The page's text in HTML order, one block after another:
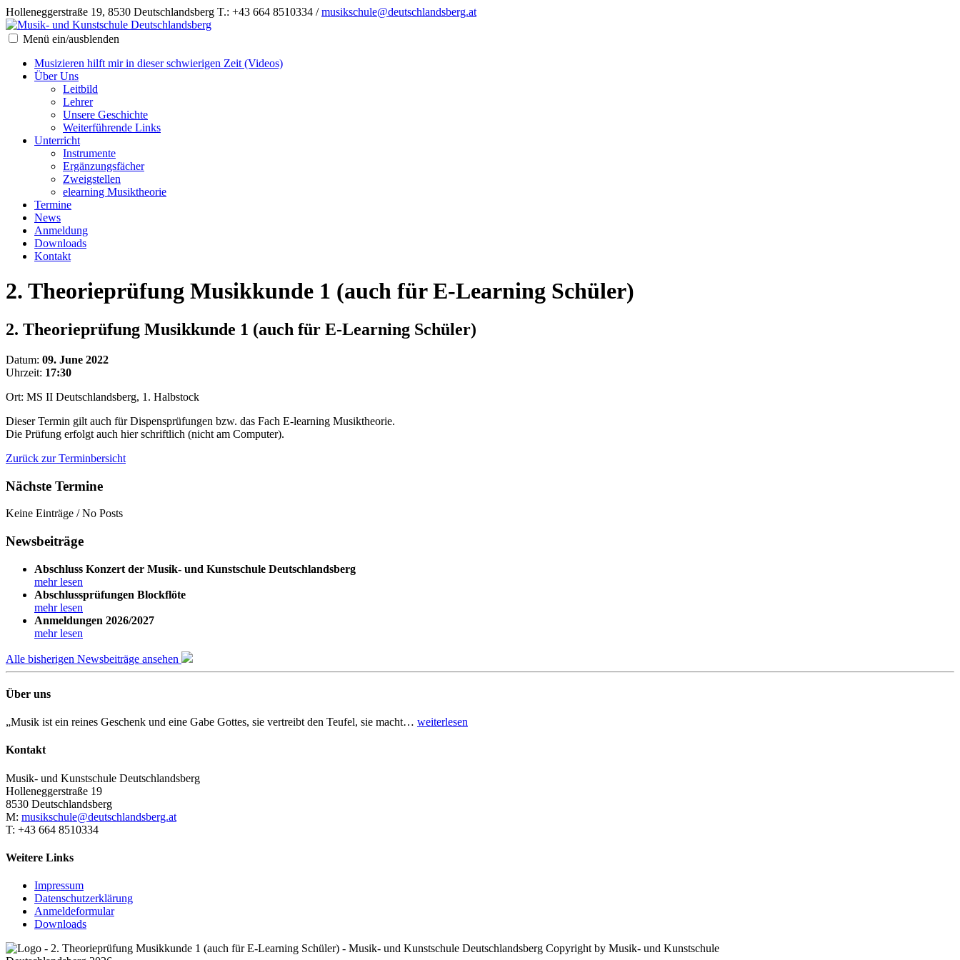
Holleneggerstraße 19, 8530 Deutschlandsberg T.: +43 664 8510334 /musikschule@deutschlandsberg.at
Menü ein/ausblenden
Musizieren hilft mir in dieser schwierigen Zeit (Videos)
Über Uns
Leitbild
Lehrer
Unsere Geschichte
Weiterführende Links
Unterricht
Instrumente
Ergänzungsfächer
Zweigstellen
elearning Musiktheorie
Termine
News
Anmeldung
Downloads
Kontakt
2. Theorieprüfung Musikkunde 1 (auch für E-Learning Schüler)
2. Theorieprüfung Musikkunde 1 (auch für E-Learning Schüler)
Datum: 09. June 2022
Uhrzeit: 17:30
Ort: MS II Deutschlandsberg, 1. Halbstock
Dieser Termin gilt auch für Dispensprüfungen bzw. das Fach E-learning Musiktheorie.
Die Prüfung erfolgt auch hier schriftlich (nicht am Computer).
Zurück zur Terminbersicht
Nächste Termine
Keine Einträge / No Posts
Newsbeiträge
Abschluss Konzert der Musik- und Kunstschule Deutschlandsberg
mehr lesen
Abschlussprüfungen Blockflöte
mehr lesen
Anmeldungen 2026/2027
mehr lesen
Alle bisherigen Newsbeiträge ansehen
Über uns
„Musik ist ein reines Geschenk und eine Gabe Gottes, sie vertreibt den Teufel, sie macht… weiterlesen
Kontakt
Musik- und Kunstschule Deutschlandsberg
Holleneggerstraße 19
8530 Deutschlandsberg
M: musikschule@deutschlandsberg.at
T: +43 664 8510334
Weitere Links
Impressum
Datenschutzerklärung
Anmeldeformular
Downloads
Copyright by Musik- und Kunstschule